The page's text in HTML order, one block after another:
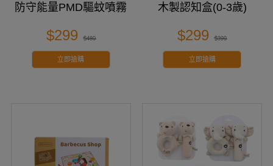
防守能量PMD驅蚊噴霧
$299 $480
立即搶購
木製認知盒(0-3歲)
$299 $399
立即搶購